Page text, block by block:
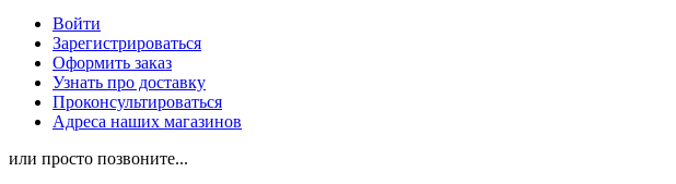
Войти
Зарегистрироваться
Оформить заказ
Узнать про доставку
Проконсультироваться
Адреса наших магазинов
или просто позвоните...